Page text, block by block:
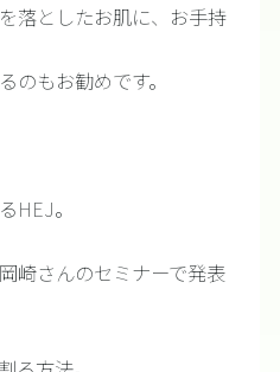
落としたお肌に、お手持
のもお勧めです。
HEJ。
崎さんのセミナーで発表